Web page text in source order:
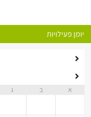
יומן פעילויות
א ב ג